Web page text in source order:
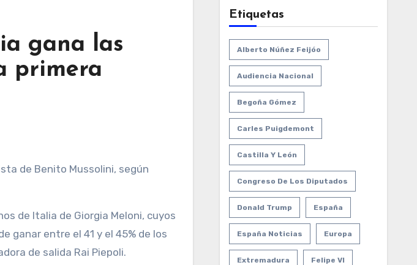
gana las
primera
de Italia de Giorgia Meloni, cuyos
ganar entre el 41 y el 45% de los
de salida Rai Piepoli.
Etiquetas
Alberto Núñez Feijóo
Audiencia Nacional
Begoña Gómez
Carles Puigdemont
Castilla Y León
Congreso De Los Diputados
Donald Trump España
España Noticias Europa
Extremadura Felipe VI